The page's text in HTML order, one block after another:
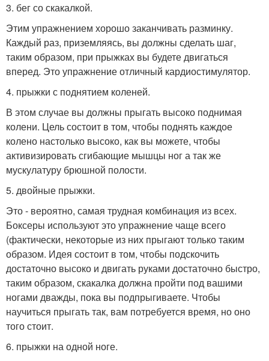
3. бег со скакалкой.
Этим упражнением хорошо заканчивать разминку.
Каждый раз, приземляясь, вы должны сделать шаг,
таким образом, при прыжках вы будете двигаться
вперед. Это упражнение отличный кардиостимулятор.
4. прыжки с поднятием коленей.
В этом случае вы должны прыгать высоко поднимая
колени. Цель состоит в том, чтобы поднять каждое
колено настолько высоко, как вы можете, чтобы
активизировать сгибающие мышцы ног а так же
мускулатуру брюшной полости.
5. двойные прыжки.
Это - вероятно, самая трудная комбинация из всех.
Боксеры используют это упражнение чаще всего
(фактически, некоторые из них прыгают только таким
образом. Идея состоит в том, чтобы подскочить
достаточно высоко и двигать руками достаточно быстро,
таким образом, скакалка должна пройти под вашими
ногами дважды, пока вы подпрыгиваете. Чтобы
научиться прыгать так, вам потребуется время, но оно
того стоит.
6. прыжки на одной ноге.